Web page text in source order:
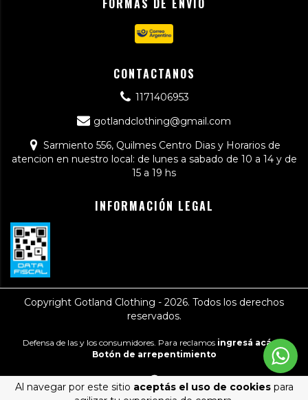
Al navegar por este sitio aceptás el uso de cookiespara
CONTACTANOS
1171406953
gotlandclothing@gmail.com
Sarmiento 556, Quilmes Centro Dias y Horarios de
atencion en nuestro local: de lunes a sabado de 10 a 14 y de
15 a 19 hs
INFORMACIÓN LEGAL
Copyright Gotland Clothing - 2026. Todos los derechos
reservados.
Defensa de las y los consumidores. Para reclamos ingresá acá. /
Botón de arrepentimiento